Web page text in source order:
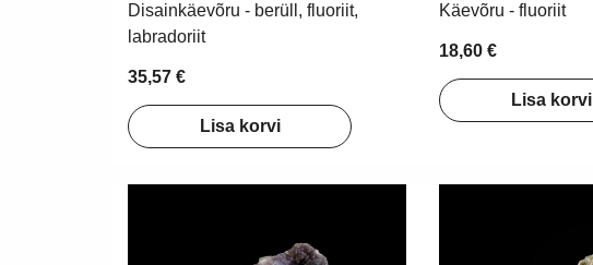
Disainkäevõru - berüll, fluoriit,
labradoriit
35,57 €
Lisa korvi
Käevõru - fluoriit
18,60 €
Lisa korvi